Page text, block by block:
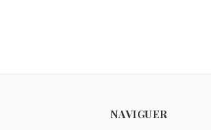
Elijah WoodetDouglas Barr
NAVIGUER